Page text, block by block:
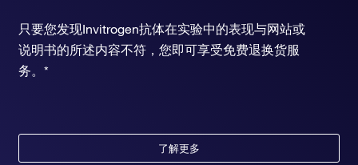
只要您发现Invitrogen抗体在实验中的表现与网站或
说明书的所述内容不符，您即可享受免费退换货服
务。*
了解更多